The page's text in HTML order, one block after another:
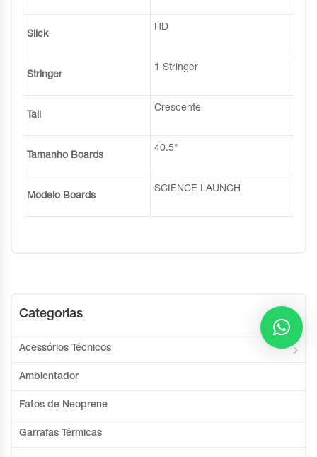
Slick
HD
Stringer
1 Stringer
Tail
Crescente
Tamanho Boards
40.5"
Modelo Boards
SCIENCE LAUNCH
Categorias
Acessórios Técnicos
Ambientador
Fatos de Neoprene
Garrafas Térmicas